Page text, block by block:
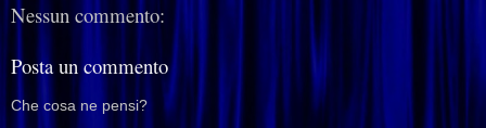
Nessun commento:
Posta un commento
Che cosa ne pensi?